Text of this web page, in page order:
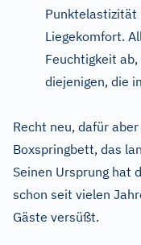
Punktelastizität
Liegekomfort.
Feuchtigkeit
diejenigen, die
Recht neu, dafür
Boxspringbett, das
Seinen Ursprung hat
schon seit vielen
Gäste versüßt.